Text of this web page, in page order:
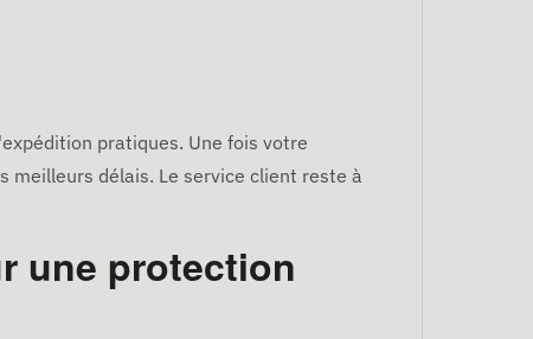
pratiques. Une fois votre
meilleurs délais. Le service client reste à
une protection